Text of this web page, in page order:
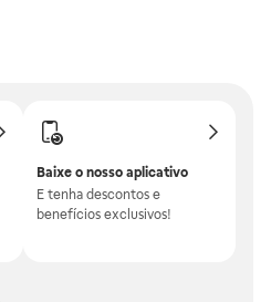
Baixe o nosso aplicativo
E tenha descontos e
benefícios exclusivos!